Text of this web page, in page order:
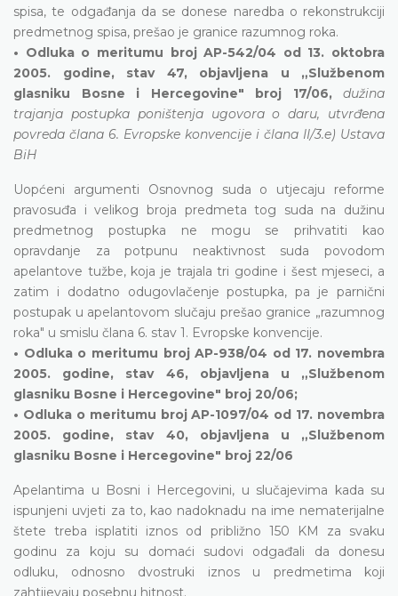
spisa, te odgađanja da se donese naredba o rekonstrukciji
predmetnog spisa, prešao je granice razumnog roka.
• Odluka o meritumu broj AP-542/04 od 13. oktobra
2005. godine, stav 47, objavljena u „Službenom
glasniku Bosne i Hercegovine" broj 17/06,
dužina
trajanja postupka poništenja ugovora o daru, utvrđena
povreda člana 6. Evropske konvencije i člana II/3.e) Ustava
BiH
Uopćeni argumenti Osnovnog suda o utjecaju reforme
pravosuđa i velikog broja predmeta tog suda na dužinu
predmetnog postupka ne mogu se prihvatiti kao
opravdanje za potpunu neaktivnost suda povodom
apelantove tužbe, koja je trajala tri godine i šest mjeseci, a
zatim i dodatno odugovlačenje postupka, pa je parnični
postupak u apelantovom slučaju prešao granice „razumnog
roka" u smislu člana 6. stav 1. Evropske konvencije.
• Odluka o meritumu broj AP-938/04 od 17. novembra
2005. godine, stav 46, objavljena u „Službenom
glasniku Bosne i Hercegovine" broj 20/06;
• Odluka o meritumu broj AP-1097/04 od 17. novembra
2005. godine, stav 40, objavljena u „Službenom
glasniku Bosne i Hercegovine" broj 22/06
Apelantima u Bosni i Hercegovini, u slučajevima kada su
ispunjeni uvjeti za to, kao nadoknadu na ime nematerijalne
štete treba isplatiti iznos od približno 150 KM za svaku
godinu za koju su domaći sudovi odgađali da donesu
odluku, odnosno dvostruki iznos u predmetima koji
zahtijevaju posebnu hitnost.